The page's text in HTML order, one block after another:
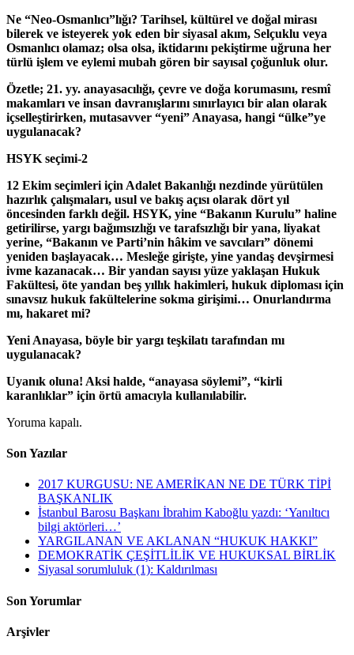
Ne “Neo-Osmanlıcı”lığı? Tarihsel, kültürel ve doğal mirası
bilerek ve isteyerek yok eden bir siyasal akım, Selçuklu veya
Osmanlıcı olamaz; olsa olsa, iktidarını pekiştirme uğruna her
türlü işlem ve eylemi mubah gören bir sayısal çoğunluk olur.
Özetle; 21. yy. anayasacılığı, çevre ve doğa korumasını, resmî
makamları ve insan davranışlarını sınırlayıcı bir alan olarak
içselleştirirken, mutasavver “yeni” Anayasa, hangi “ülke”ye
uygulanacak?
HSYK seçimi-2
12 Ekim seçimleri için Adalet Bakanlığı nezdinde yürütülen
hazırlık çalışmaları, usul ve bakış açısı olarak dört yıl
öncesinden farklı değil. HSYK, yine “Bakanın Kurulu” haline
getirilirse, yargı bağımsızlığı ve tarafsızlığı bir yana, liyakat
yerine, “Bakanın ve Parti’nin hâkim ve savcıları” dönemi
yeniden başlayacak… Mesleğe girişte, yine yandaş devşirmesi
ivme kazanacak… Bir yandan sayısı yüze yaklaşan Hukuk
Fakültesi, öte yandan beş yıllık hakimleri, hukuk diploması için
sınavsız hukuk fakültelerine sokma girişimi… Onurlandırma
mı, hakaret mi?
Yeni Anayasa, böyle bir yargı teşkilatı tarafından mı
uygulanacak?
Uyanık oluna! Aksi halde, “anayasa söylemi”, “kirli
karanlıklar” için örtü amacıyla kullanılabilir.
Yoruma kapalı.
Son Yazılar
2017 KURGUSU: NE AMERİKAN NE DE TÜRK TİPİ
BAŞKANLIK
İstanbul Barosu Başkanı İbrahim Kaboğlu yazdı: ‘Yanıltıcı
bilgi aktörleri…’
YARGILANAN VE AKLANAN “HUKUK HAKKI”
DEMOKRATİK ÇEŞİTLİLİK VE HUKUKSAL BİRLİK
Siyasal sorumluluk (1): Kaldırılması
Son Yorumlar
Arşivler